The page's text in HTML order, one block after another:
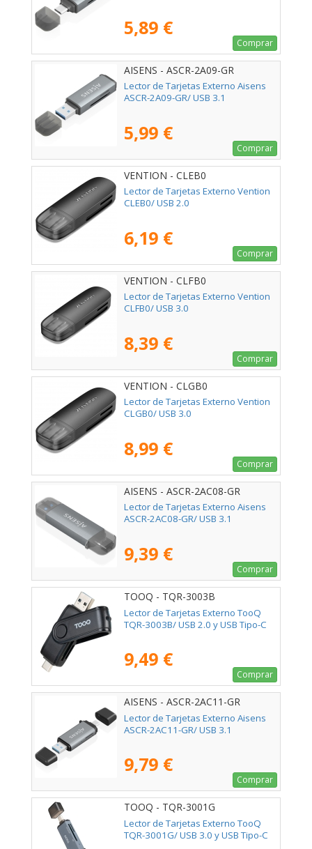
5,89 €
Comprar
AISENS - ASCR-2A09-GR
Lector de Tarjetas Externo Aisens
ASCR-2A09-GR/ USB 3.1
5,99 €
Comprar
VENTION - CLEB0
Lector de Tarjetas Externo Vention
CLEB0/ USB 2.0
6,19 €
Comprar
VENTION - CLFB0
Lector de Tarjetas Externo Vention
CLFB0/ USB 3.0
8,39 €
Comprar
VENTION - CLGB0
Lector de Tarjetas Externo Vention
CLGB0/ USB 3.0
8,99 €
Comprar
AISENS - ASCR-2AC08-GR
Lector de Tarjetas Externo Aisens
ASCR-2AC08-GR/ USB 3.1
9,39 €
Comprar
TOOQ - TQR-3003B
Lector de Tarjetas Externo TooQ
TQR-3003B/ USB 2.0 y USB Tipo-C
9,49 €
Comprar
AISENS - ASCR-2AC11-GR
Lector de Tarjetas Externo Aisens
ASCR-2AC11-GR/ USB 3.1
9,79 €
Comprar
TOOQ - TQR-3001G
Lector de Tarjetas Externo TooQ
TQR-3001G/ USB 3.0 y USB Tipo-C